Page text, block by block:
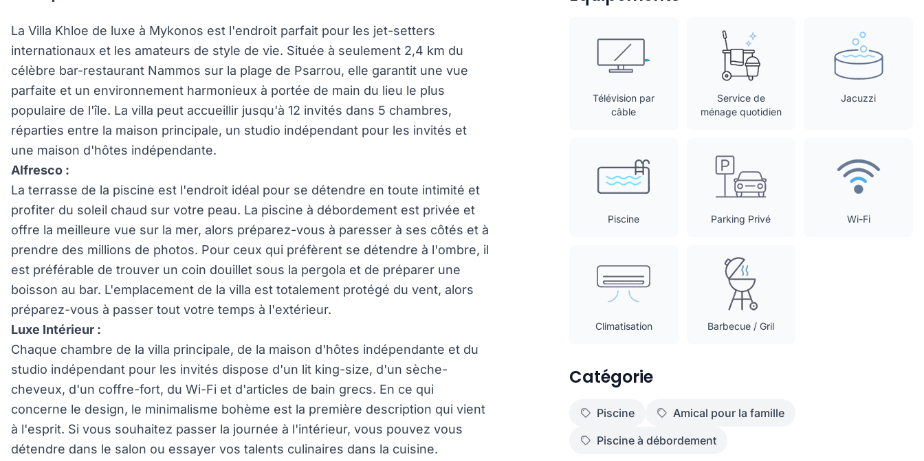
La Villa Khloe de luxe à Mykonos est l'endroit parfait pour les jet-setters
internationaux et les amateurs de style de vie. Située à seulement 2,4 km du
célèbre bar-restaurant Nammos sur la plage de Psarrou, elle garantit une vue
parfaite et un environnement harmonieux à portée de main du lieu le plus
populaire de l'île. La villa peut accueillir jusqu'à 12 invités dans 5 chambres,
réparties entre la maison principale, un studio indépendant pour les invités et
une maison d'hôtes indépendante.
Alfresco :
La terrasse de la piscine est l'endroit idéal pour se détendre en toute intimité et
profiter du soleil chaud sur votre peau. La piscine à débordement est privée et
offre la meilleure vue sur la mer, alors préparez-vous à paresser à ses côtés et à
prendre des millions de photos. Pour ceux qui préfèrent se détendre à l'ombre, il
est préférable de trouver un coin douillet sous la pergola et de préparer une
boisson au bar. L'emplacement de la villa est totalement protégé du vent, alors
préparez-vous à passer tout votre temps à l'extérieur.
Luxe Intérieur :
Chaque chambre de la villa principale, de la maison d'hôtes indépendante et du
studio indépendant pour les invités dispose d'un lit king-size, d'un sèche-
cheveux, d'un coffre-fort, du Wi-Fi et d'articles de bain grecs. En ce qui
concerne le design, le minimalisme bohème est la première description qui vient
à l'esprit. Si vous souhaitez passer la journée à l'intérieur, vous pouvez vous
détendre dans le salon ou essayer vos talents culinaires dans la cuisine.
Télévision par
câble
Service de
ménage quotidien
Jacuzzi
Piscine Parking Privé Wi-Fi
Climatisation Barbecue / Gril
Catégorie
Piscine
Amical pour la famille
Piscine à débordement